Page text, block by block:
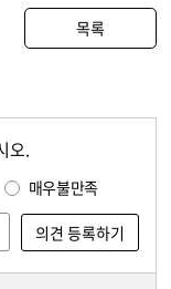
목록
오.
매우불만족